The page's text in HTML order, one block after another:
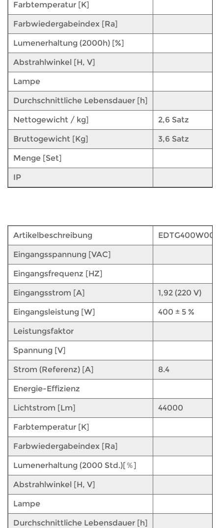
Farbtemperatur [K]
Farbwiedergabeindex [Ra]
Lumenerhaltung (2000h) [%]
Abstrahlwinkel [H, V]
Lampe
Durchschnittliche Lebensdauer [h]
Nettogewicht / kg] 2,6 Satz
Bruttogewicht [Kg] 3,6 Satz
Menge [Set]
IP
Artikelbeschreibung
Eingangsspannung [VAC]
Eingangsfrequenz [HZ]
Eingangsstrom [A] 1,92 (220 V)
Eingangsleistung [W] 400 ± 5 %
Leistungsfaktor
Spannung [V]
Strom (Referenz) [A] 8.4
Energie-Effizienz
Lichtstrom [Lm] 44000
Farbtemperatur [K]
Farbwiedergabeindex [Ra]
Lumenerhaltung (2000 Std.)[％]
Abstrahlwinkel [H, V]
Lampe
Durchschnittliche Lebensdauer [h]